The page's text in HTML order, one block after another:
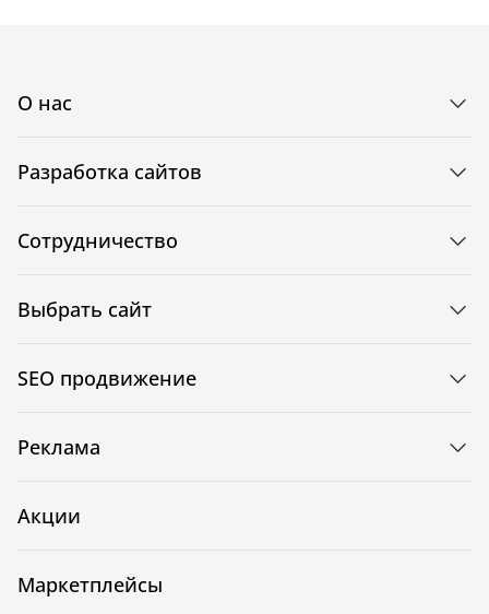
О нас
Разработка сайтов
Сотрудничество
Выбрать сайт
SEO продвижение
Реклама
Акции
Маркетплейсы